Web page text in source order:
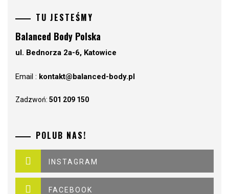
TU JESTEŚMY
Balanced Body Polska
ul. Bednorza 2a-6, Katowice
Email : kontakt@balanced-body.pl
Zadzwoń: 501 209 150
POLUB NAS!
INSTAGRAM
FACEBOOK